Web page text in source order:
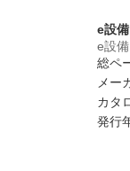
e設
e設
総ペ
メー
カタ
発行